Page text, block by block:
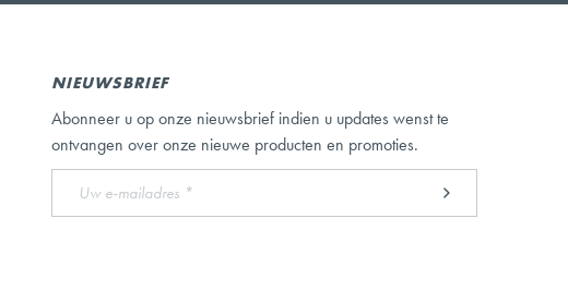
NIEUWSBRIEF
Abonneer u op onze nieuwsbrief indien u updates wenst te
ontvangen over onze nieuwe producten en promoties.